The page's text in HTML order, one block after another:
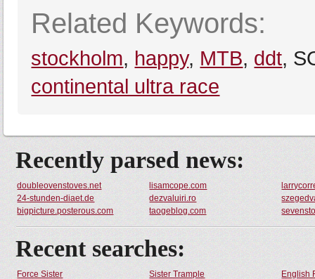
Related Keywords:
stockholm, happy, MTB, ddt,
continental ultra race
Recently parsed news:
doubleovenstoves.net lisamcope.com
24-stunden-diaet.de
dezvaluiri.ro
bigpicture.posterous.com
taogeblog.com
Recent searches:
Force Sister Sister Trample English